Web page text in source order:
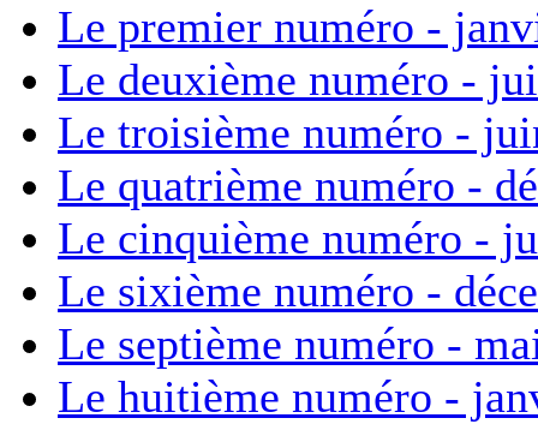
Le premier numéro -
Le deuxième numéro -
Le troisième numéro -
Le quatrième numéro -
Le cinquième numéro -
Le sixième numéro -
Le septième numéro -
Le huitième numéro -